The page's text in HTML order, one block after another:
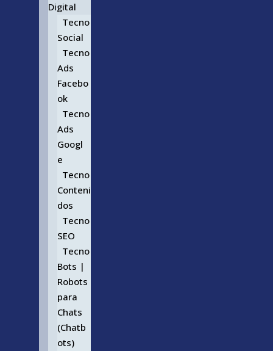
Digital
Tecno
Social
Tecno
Ads
Facebo
ok
Tecno
Ads
Googl
e
Tecno
Conteni
dos
Tecno
SEO
Tecno
Bots |
Robots
para
Chats
(Chatb
ots)